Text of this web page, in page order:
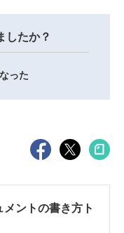
したか？
った
ントの書き方ト